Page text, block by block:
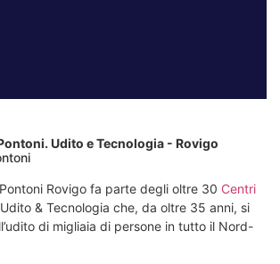
Udito e Tecnologia - Rovigo
Rovigo fa parte degli oltre 30 Centri
& Tecnologia che, da oltre 35 anni, si
di migliaia di persone in tutto il Nord-